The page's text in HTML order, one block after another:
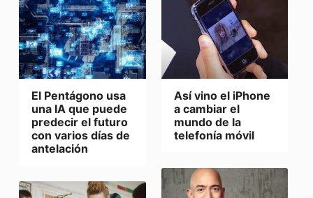
El Pentágono usa
una IA que puede
predecir el futuro
con varios días de
antelación
Así vino el iPhone
a cambiar el
mundo de la
telefonía móvil